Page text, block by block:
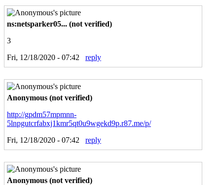
ns:netsparker05... (not verified)
3
Fri, 12/18/2020 - 07:42
reply
Anonymous (not verified)
http://gpdm57mpmnn-
5lnpgutcrfabxj1kmr5qt0u9wgekd9p.r87.me/p/
Fri, 12/18/2020 - 07:42
reply
Anonymous (not verified)